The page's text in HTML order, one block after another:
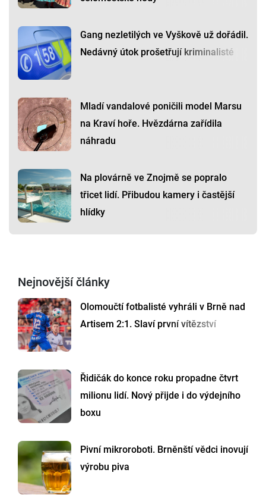
Gang nezletilých ve Vyškově už dořádil.
Nedávný útok prošetřují kriminalisté
Mladí vandalové poničili model Marsu
na Kraví hoře. Hvězdárna zařídila
náhradu
Na plovárně ve Znojmě se popralo
třicet lidí. Přibudou kamery i častější
hlídky
Nejnovější články
Olomoučtí fotbalisté vyhráli v Brně nad
Artisem 2:1. Slaví první vítězství
Řidičák do konce roku propadne čtvrt
milionu lidí. Nový přijde i do výdejního
boxu
Pivní mikroroboti. Brněnští vědci inovují
výrobu piva